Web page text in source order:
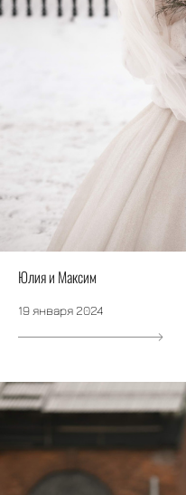
Юлия и Максим
19 января 2024